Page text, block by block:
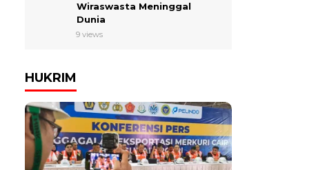
Wiraswasta Meninggal
Dunia
9 views
HUKRIM